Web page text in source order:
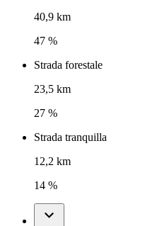
40,9 km
47 %
Strada forestale
23,5 km
27 %
Strada tranquilla
12,2 km
14 %